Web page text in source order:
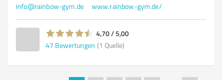
info@rainbow-gym.de www.rainbow-gym.de/
4,70 / 5,00
47 Bewertungen (1 Quelle)